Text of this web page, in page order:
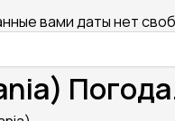
вами даты нет